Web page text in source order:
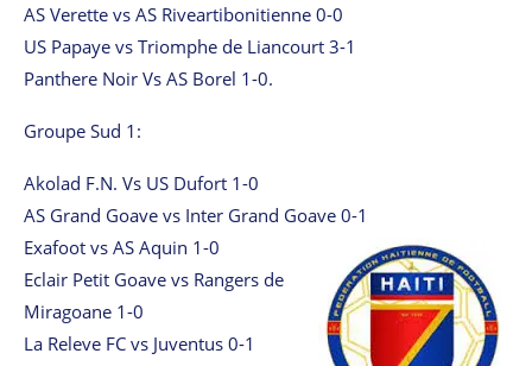
AS Verette vs AS Riveartibonitienne 0-0
US Papaye vs Triomphe de Liancourt 3-1
Panthere Noir Vs AS Borel 1-0.
Groupe Sud 1:
Akolad F.N. Vs US Dufort 1-0
AS Grand Goave vs Inter Grand Goave 0-1
Exafoot vs AS Aquin 1-0
Eclair Petit Goave vs Rangers de
Miragoane 1-0
La Releve FC vs Juventus 0-1